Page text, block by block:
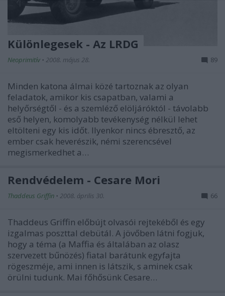
Különlegesek - Az LRDG
Neoprimitív • 2008. május 28. 89
Minden katona álmai közé tartoznak az olyan
feladatok, amikor kis csapatban, valami a
helyőrségtől - és a szemléző elöljáróktól - távolabb
eső helyen, komolyabb tevékenység nélkül lehet
eltölteni egy kis időt. Ilyenkor nincs ébresztő, az
ember csak heverészik, némi szerencsével
megismerkedhet a…
Rendvédelem - Cesare Mori
Thaddeus Griffin • 2008. április 30. 66
Thaddeus Griffin előbújt olvasói rejtekéből és egy
izgalmas poszttal debütál. A jövőben látni fogjuk,
hogy a téma (a Maffia és általában az olasz
szervezett bűnözés) fiatal barátunk egyfajta
rögeszméje, ami innen is látszik, s aminek csak
örülni tudunk. Mai főhősünk Cesare…